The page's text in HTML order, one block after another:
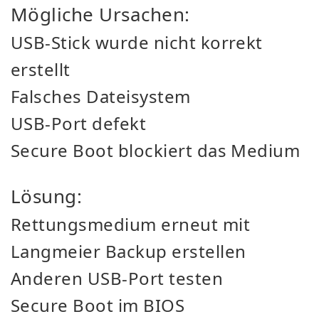
Mögliche Ursachen:
USB-Stick wurde nicht korrekt
erstellt
Falsches Dateisystem
USB-Port defekt
Secure Boot blockiert das Medium
Lösung:
Rettungsmedium erneut mit
Langmeier Backup erstellen
Anderen USB-Port testen
Secure Boot im BIOS